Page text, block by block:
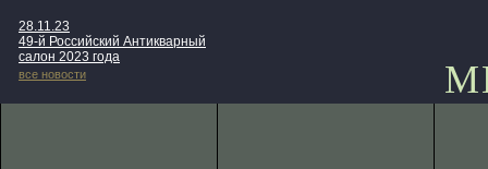
28.11.23
49-й Российский Антикварный
салон 2023 года
все новости